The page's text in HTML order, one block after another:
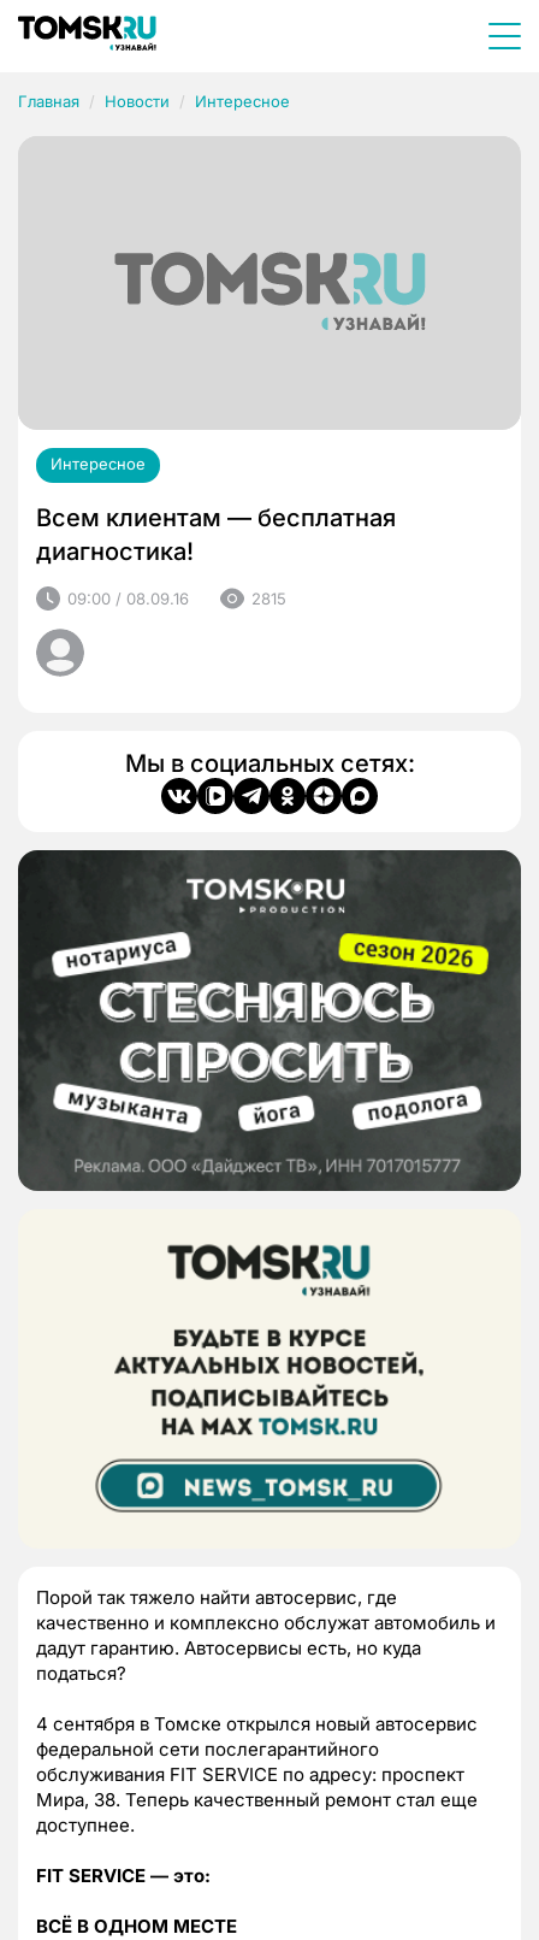
Главная Новости Интересное
Интересное
Всем клиентам — бесплатная
диагностика!
09:00 / 08.09.16 2815
Мы в социальных сетях:
Порой так тяжело найти автосервис, где
качественно и комплексно обслужат автомобиль и
дадут гарантию. Автосервисы есть, но куда
податься?
4 сентября в Томске открылся новый автосервис
федеральной сети послегарантийного
обслуживания FIT SERVICE по адресу: проспект
Мира, 38. Теперь качественный ремонт стал еще
доступнее.
FIT SERVICE — это:
ВСЁ В ОДНОМ МЕСТЕ